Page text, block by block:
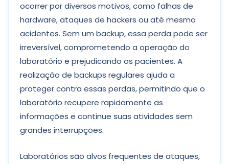
ocorrer por diversos motivos, como falhas de
hardware, ataques de hackers ou até mesmo
acidentes. Sem um backup, essa perda pode ser
irreversível, comprometendo a operação do
laboratório e prejudicando os pacientes. A
realização de backups regulares ajuda a
proteger contra essas perdas, permitindo que o
laboratório recupere rapidamente as
informações e continue suas atividades sem
grandes interrupções.
Laboratórios são alvos frequentes de ataques,